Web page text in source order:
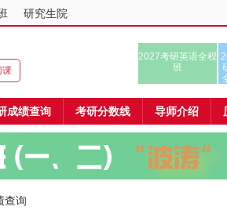
研究生院
课
2027考研英语全程
班
成绩查询 考研分数线 导师介绍
查询